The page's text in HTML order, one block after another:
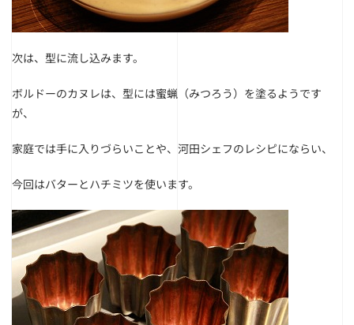
次は、型に流し込みます。
ボルドーのカヌレは、型には蜜蝋（みつろう）を塗るようです
が、
家庭では手に入りづらいことや、河田シェフのレシピにならい、
今回はバターとハチミツを使います。